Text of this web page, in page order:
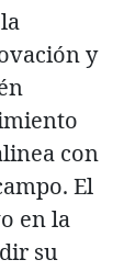
y
con
El
en la
su